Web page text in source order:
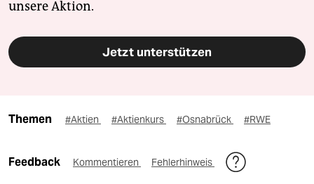
unsere Aktion.
Jetzt unterstützen
Themen #Aktien #Aktienkurs #Osnabrück #RWE
Feedback Kommentieren Fehlerhinweis